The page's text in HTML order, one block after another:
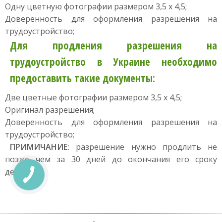
Одну цветную фотографии размером 3,5 х 4,5;
Доверенность для оформления разрешения на
трудоустройство;
Для продления разрешения на
трудоустройство в Украине необходимо
предоставить такие документы:
Две цветные фотографии размером 3,5 х 4,5;
Оригинал разрешения;
Доверенность для оформления разрешения на
трудоустройство;
ПРИМИЧАНИЕ: разрешение нужно продлить не
позже чем за 30 дней до окончания его сроку
действия.